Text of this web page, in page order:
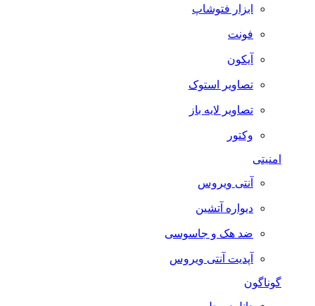
ابزار فتوشاپ
فونت
آیکون
تصاویر استوک
تصاویر لایه باز
وکتور
امنیتی
آنتی ویروس
دیواره آتشین
ضد هک و جاسوسی
آپدیت آنتی ویروس
گوناگون